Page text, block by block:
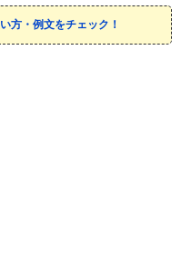
方・例文をチェック！